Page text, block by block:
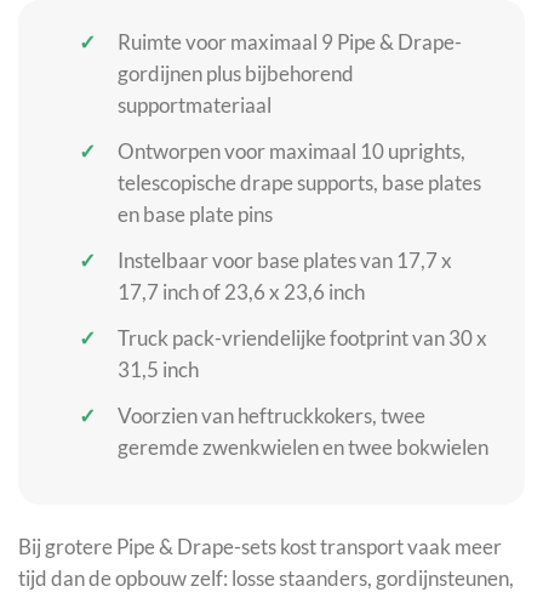
Ruimte voor maximaal 9 Pipe & Drape-
gordijnen plus bijbehorend
supportmateriaal
Ontworpen voor maximaal 10 uprights,
telescopische drape supports, base plates
en base plate pins
Instelbaar voor base plates van 17,7 x
17,7 inch of 23,6 x 23,6 inch
Truck pack-vriendelijke footprint van 30 x
31,5 inch
Voorzien van heftruckkokers, twee
geremde zwenkwielen en twee bokwielen
Bij grotere Pipe & Drape-sets kost transport vaak meer
tijd dan de opbouw zelf: losse staanders, gordijnsteunen,